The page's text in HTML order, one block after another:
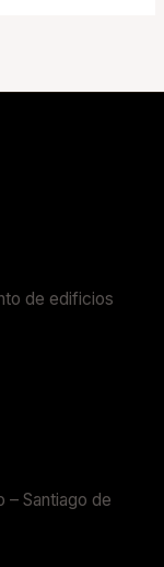
de edificios
– Santiago de